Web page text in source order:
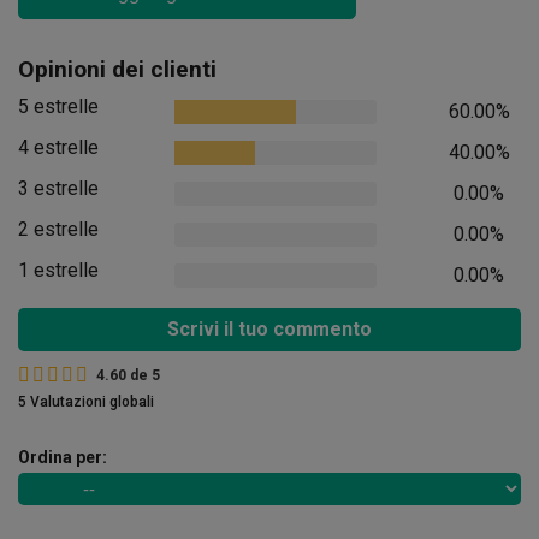
Opinioni dei clienti
5 estrelle
60.00%
4 estrelle
40.00%
3 estrelle
0.00%
2 estrelle
0.00%
1 estrelle
0.00%
Scrivi il tuo commento
4.60 de 5
5 Valutazioni globali
Ordina per: